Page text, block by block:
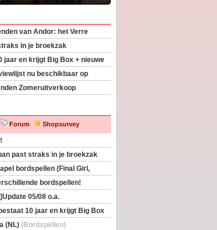
van Andor: het Verre
in je broekzak
jaar en krijgt Big Box + nieuwe
nu beschikbaar op
Zomeruitverkoop
Forum Shopsurvey
past straks in je broekzak
bordspellen (Final Girl,
Invader)bordspellen!
05/08 o.a.
Horizons, 20 Strong
10 jaar en krijgt Big Box
(NL) (Bordspellen)